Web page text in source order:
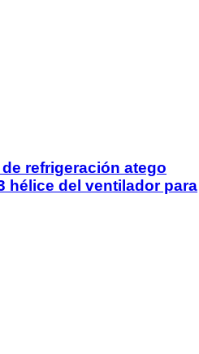
refrigeración atego
hélice del ventilador para